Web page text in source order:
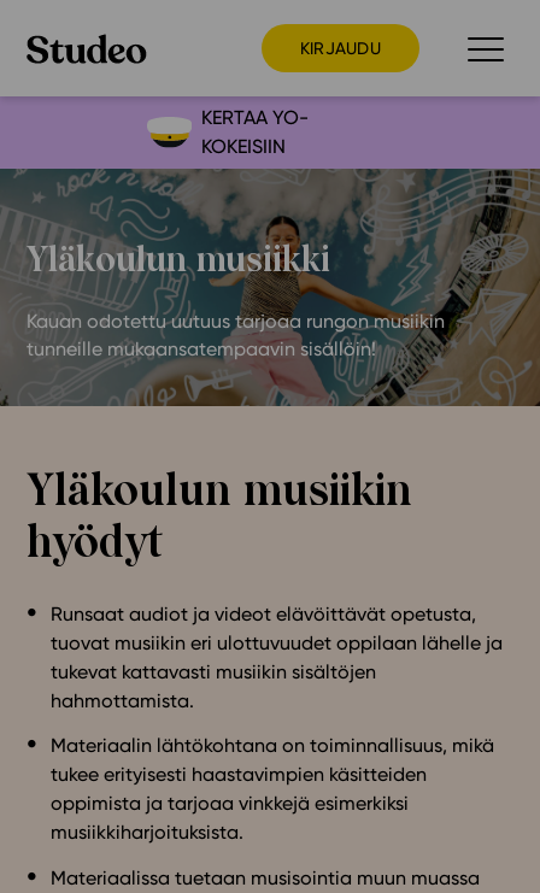
KIRJAUDU
Preppaaja
Opettaja
Opiskelija
Huoltaja
Kokeilutarjous
Lukio
Ajankohtaista
Ominaisuudet
Tapahtumakalenteri
Webinaari­tallenteet
Yhteisö
Suosittelut
Ohjekeskus
Ohjevideot
Oppikirjailijat
Tiimi
Tietoa meistä
KERTAA YO-
KOKEISIIN
Yläkoulun musiikki
Kauan odotettu uutuus tarjoaa rungon musiikin
tunneille mukaansatempaavin sisällöin!
Yläkoulun musiikin
hyödyt
Runsaat audiot ja videot elävöittävät opetusta,
tuovat musiikin eri ulottuvuudet oppilaan lähelle ja
tukevat kattavasti musiikin sisältöjen
hahmottamista.
Materiaalin lähtökohtana on toiminnallisuus, mikä
tukee erityisesti haastavimpien käsitteiden
oppimista ja tarjoaa vinkkejä esimerkiksi
musiikkiharjoituksista.
Materiaalissa tuetaan musisointia muun muassa